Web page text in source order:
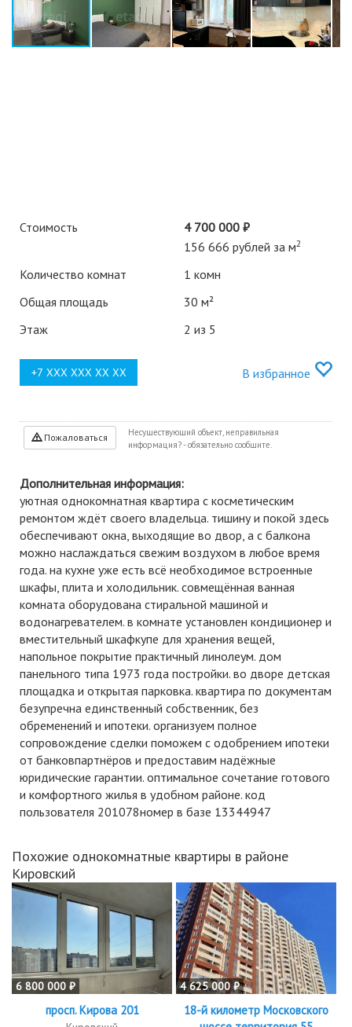
Стоимость
4 700 000 ₽
156 666 рублей за м2
Количество комнат
1 комн
Общая площадь
30 м²
Этаж
2 из 5
В избранное
Пожаловаться
Несуществующий объект, неправильная
информация? - обязательно сообщите.
Дополнительная информация:
уютная однокомнатная квартира с косметическим
ремонтом ждёт своего владельца. тишину и покой здесь
обеспечивают окна, выходящие во двор, а с балкона
можно наслаждаться свежим воздухом в любое время
года. на кухне уже есть всё необходимое встроенные
шкафы, плита и холодильник. совмещённая ванная
комната оборудована стиральной машиной и
водонагревателем. в комнате установлен кондиционер и
вместительный шкафкупе для хранения вещей,
напольное покрытие практичный линолеум. дом
панельного типа 1973 года постройки. во дворе детская
площадка и открытая парковка. квартира по документам
безупречна единственный собственник, без
обременений и ипотеки. организуем полное
сопровождение сделки поможем с одобрением ипотеки
от банковпартнёров и предоставим надёжные
юридические гарантии. оптимальное сочетание готового
и комфортного жилья в удобном районе. код
пользователя 201078номер в базе 13344947
Похожие однокомнатные квартиры в районе
Кировский
6 800 000 ₽
просп. Кирова 201
4 625 000 ₽
18-й километр Московского